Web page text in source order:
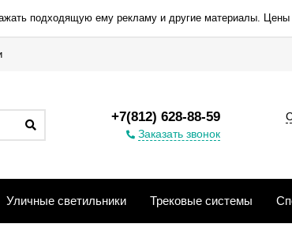
подходящую ему рекламу и другие материалы.
+7(812) 628-88-59
Заказать звонок
Уличные светильники Трековые системы